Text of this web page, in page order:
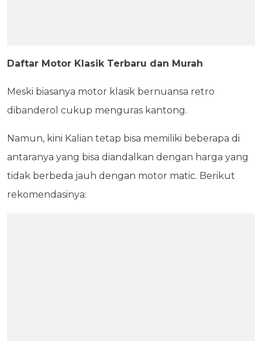
Daftar Motor Klasik Terbaru dan Murah
Meski biasanya motor klasik bernuansa retro
dibanderol cukup menguras kantong.
Namun, kini Kalian tetap bisa memiliki beberapa di
antaranya yang bisa diandalkan dengan harga yang
tidak berbeda jauh dengan motor matic. Berikut
rekomendasinya: